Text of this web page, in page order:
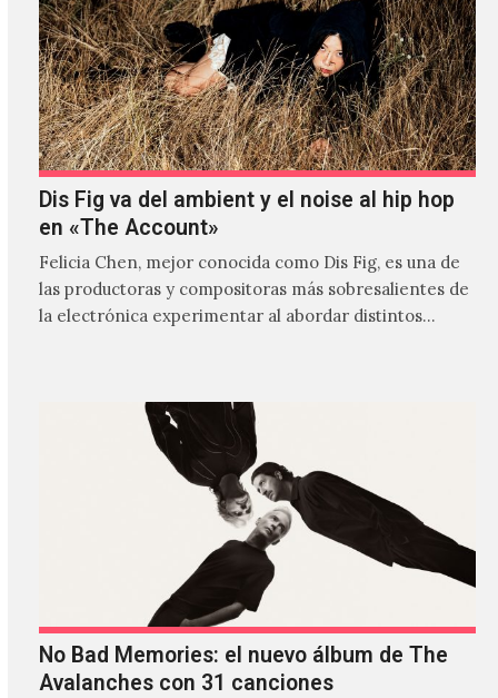
Dis Fig va del ambient y el noise al hip hop
en «The Account»
Felicia Chen, mejor conocida como Dis Fig, es una de
las productoras y compositoras más sobresalientes de
la electrónica experimentar al abordar distintos
No Bad Memories: el nuevo álbum de The
Avalanches con 31 canciones